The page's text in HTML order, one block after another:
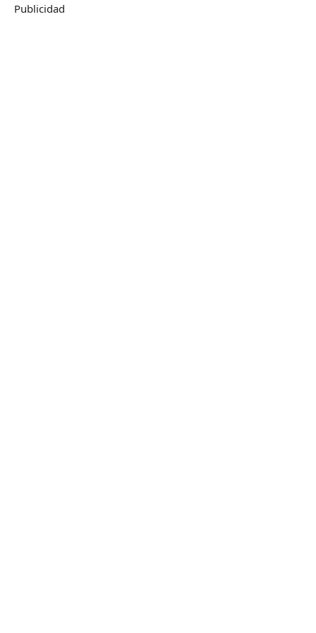
Publicidad